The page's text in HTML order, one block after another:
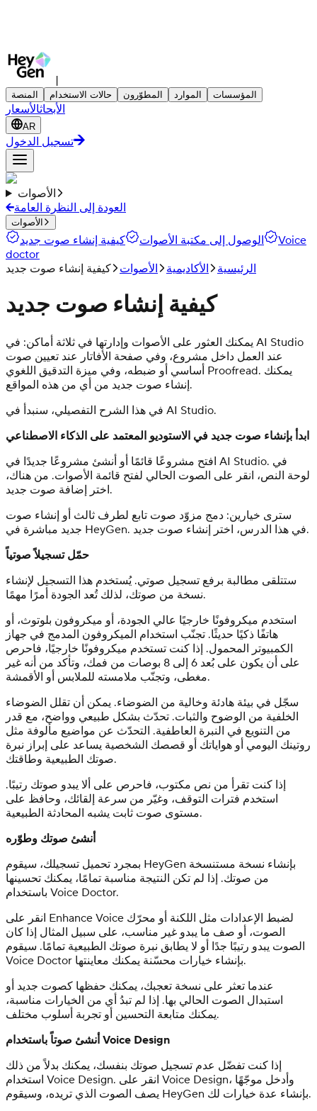
|
المنصة حالات الاستخدام المطوّرون الموارد المؤسسات
الأبحاثالأسعار
AR
تسجيل الدخول
الأصوات
العودة إلى النظرة العامة
الأصوات
الوصول إلى مكتبة الأصوات كيفية إنشاء صوت جديد
Voice
doctor
الرئيسية
الأكاديمية الأصوات كيفية إنشاء صوت جديد
كيفية إنشاء صوت جديد
يمكنك العثور على الأصوات وإدارتها في ثلاثة أماكن: في AI Studio
عند العمل داخل مشروع، وفي صفحة الأفاتار عند تعيين صوت
أساسي أو ضبطه، وفي ميزة التدقيق اللغوي Proofread. يمكنك
إنشاء صوت جديد من أي من هذه المواقع.
في هذا الشرح التفصيلي، سنبدأ في AI Studio.
ابدأ بإنشاء صوت جديد في الاستوديو المعتمد على الذكاء الاصطناعي
افتح مشروعًا قائمًا أو أنشئ مشروعًا جديدًا في AI Studio. في
لوحة النص، انقر على الصوت الحالي لفتح قائمة الأصوات. من هناك،
اختر إضافة صوت جديد.
سترى خيارين: دمج مزوّد صوت تابع لطرف ثالث أو إنشاء صوت
جديد مباشرة في HeyGen. في هذا الدرس، اختر إنشاء صوت جديد.
حمّل تسجيلاً صوتياً
ستتلقى مطالبة برفع تسجيل صوتي. يُستخدم هذا التسجيل لإنشاء
نسخة من صوتك، لذلك تُعد الجودة أمرًا مهمًا.
استخدم ميكروفونًا خارجيًا عالي الجودة، أو ميكروفون بلوتوث، أو
هاتفًا ذكيًا حديثًا. تجنّب استخدام الميكروفون المدمج في جهاز
الكمبيوتر المحمول. إذا كنت تستخدم ميكروفونًا خارجيًا، فاحرص
على أن يكون على بُعد 6 إلى 8 بوصات من فمك، وتأكد من أنه غير
مغطى، وتجنّب ملامسته للملابس أو الأقمشة.
سجّل في بيئة هادئة وخالية من الضوضاء. يمكن أن تقلل الضوضاء
الخلفية من الوضوح والثبات. تحدّث بشكل طبيعي وواضح، مع قدر
من التنويع في النبرة العاطفية. التحدّث عن مواضيع مألوفة مثل
روتينك اليومي أو هواياتك أو قصصك الشخصية يساعد على إبراز نبرة
صوتك الطبيعية وطاقتك.
إذا كنت تقرأ من نص مكتوب، فاحرص على ألا يبدو صوتك رتيبًا.
استخدم فترات التوقف، وغيّر من سرعة إلقائك، وحافظ على
مستوى صوت ثابت يشبه المحادثة الطبيعية.
أنشئ صوتك وطوّره
بمجرد تحميل تسجيلك، سيقوم HeyGen بإنشاء نسخة مستنسخة
من صوتك. إذا لم تكن النتيجة مناسبة تمامًا، يمكنك تحسينها
باستخدام Voice Doctor.
انقر على Enhance Voice لضبط الإعدادات مثل اللكنة أو محرّك
الصوت، أو صف ما يبدو غير مناسب، على سبيل المثال إذا كان
الصوت يبدو رتيبًا جدًا أو لا يطابق نبرة صوتك الطبيعية تمامًا. سيقوم
Voice Doctor بإنشاء خيارات محسّنة يمكنك معاينتها.
عندما تعثر على نسخة تعجبك، يمكنك حفظها كصوت جديد أو
استبدال الصوت الحالي بها. إذا لم تبدُ أي من الخيارات مناسبة،
يمكنك متابعة التحسين أو تجربة أسلوب مختلف.
أنشئ صوتاً باستخدام Voice Design
إذا كنت تفضّل عدم تسجيل صوتك بنفسك، يمكنك بدلاً من ذلك
استخدام Voice Design. انقر على Voice Design، وأدخل موجّهًا
يصف الصوت الذي تريده، وسيقوم HeyGen بإنشاء عدة خيارات لك.